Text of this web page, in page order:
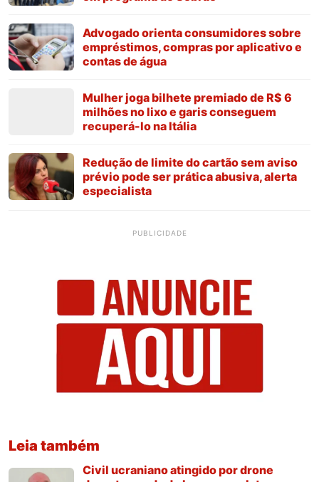
Advogado orienta consumidores sobre
empréstimos, compras por aplicativo e
contas de água
Mulher joga bilhete premiado de R$ 6
milhões no lixo e garis conseguem
recuperá-lo na Itália
Redução de limite do cartão sem aviso
prévio pode ser prática abusiva, alerta
especialista
PUBLICIDADE
Leia também
Civil ucraniano atingido por drone